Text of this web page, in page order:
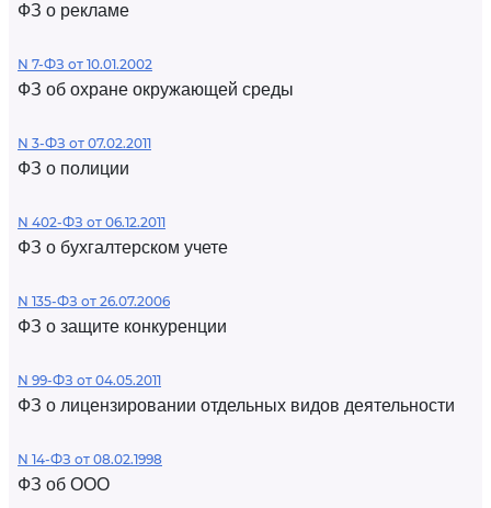
ФЗ о рекламе
N 7-ФЗ от 10.01.2002
ФЗ об охране окружающей среды
N 3-ФЗ от 07.02.2011
ФЗ о полиции
N 402-ФЗ от 06.12.2011
ФЗ о бухгалтерском учете
N 135-ФЗ от 26.07.2006
ФЗ о защите конкуренции
N 99-ФЗ от 04.05.2011
ФЗ о лицензировании отдельных видов деятельности
N 14-ФЗ от 08.02.1998
ФЗ об ООО